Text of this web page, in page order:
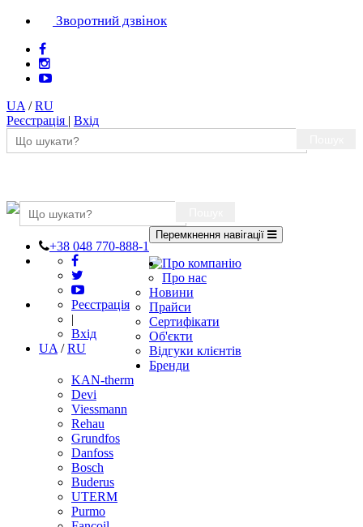
Зворотний дзвінок
UA /RU
Реєстрація | Вхід
+38 048 770-888-1
Реєстрація
|
Вхід
UA /RU
Перемкнення навігації
Про компанію
Про нас
Новини
Прайси
Сертифікати
Об'єкти
Відгуки клієнтів
Бренди
KAN-therm
Devi
Viessmann
Rehau
Grundfos
Danfoss
Bosch
Buderus
UTERM
Purmo